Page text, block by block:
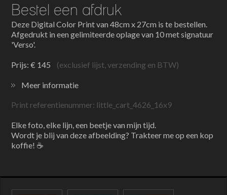
Bestel een afdruk
Deze Digital Color Print van 48cm x 27cm is te bestellen.
Afgedrukt in een gelimiteerde oplage van 10 met signatuur
'Verso'.
Prijs: € 145 (exclusief lijst, verzending en BTW)
Meer informatie
Print referentienummer: little_cart_4626_16x9
Elke foto, elke lijn, een beetje van mijn tijd.
Wordt je blij van deze afbeelding? Trakteer me op een kop
koffie! ☕